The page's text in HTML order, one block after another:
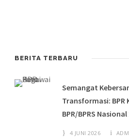
BERITA TERBARU
Semangat
Transformasi: BPR
BPR/BPRS
4 JUNI 2026